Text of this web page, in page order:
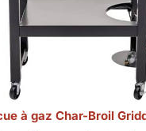
à gaz Char-Broil